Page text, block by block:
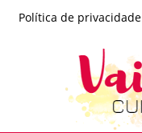
Política de privacidade